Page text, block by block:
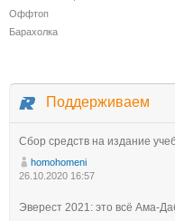
Оффтоп
Барахолка
Поддерживаем
Сбор средств на издание
homohomeni
26.10.2020 16:57
Эверест 2021: это всё Ама-